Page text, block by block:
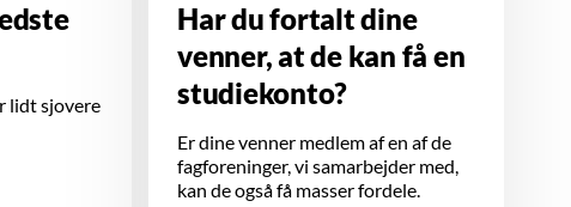
lidt sjovere
Har du fortalt dine
venner, at de kan få en
studiekonto?
Er dine venner medlem af en af de
fagforeninger, vi samarbejder med,
kan de også få masser fordele.